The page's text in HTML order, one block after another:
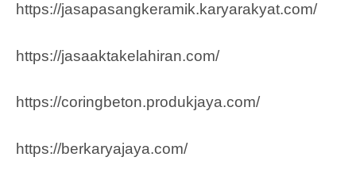
https://jasapasangkeramik.karyarakyat.com/
https://jasaaktakelahiran.com/
https://coringbeton.produkjaya.com/
https://berkaryajaya.com/